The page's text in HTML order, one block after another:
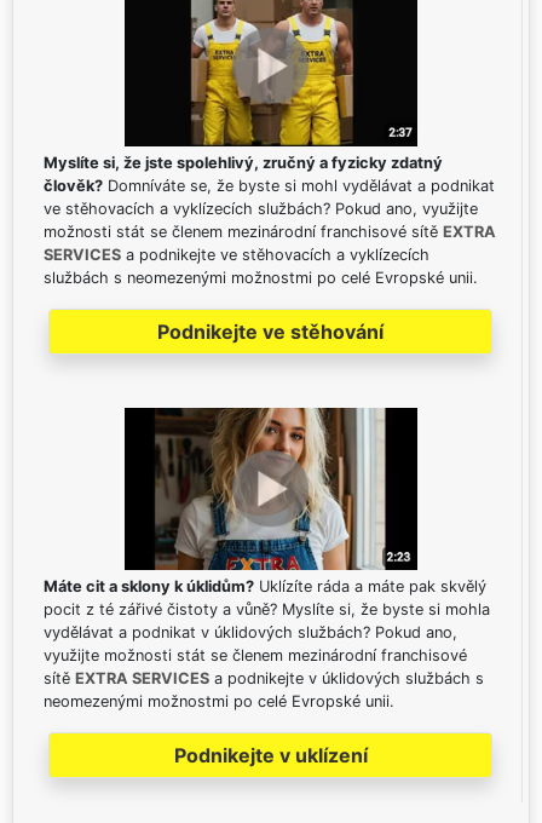
Myslíte si, že jste spolehlivý, zručný a fyzicky zdatný
člověk? Domníváte se, že byste si mohl vydělávat a podnikat
ve stěhovacích a vyklízecích službách? Pokud ano, využijte
možnosti stát se členem mezinárodní franchisové sítě EXTRA
SERVICES a podnikejte ve stěhovacích a vyklízecích
službách s neomezenými možnostmi po celé Evropské unii.
Podnikejte ve stěhování
Máte cit a sklony k úklidům? Uklízíte ráda a máte pak skvělý
pocit z té zářivé čistoty a vůně? Myslíte si, že byste si mohla
vydělávat a podnikat v úklidových službách? Pokud ano,
využijte možnosti stát se členem mezinárodní franchisové
sítě EXTRA SERVICES a podnikejte v úklidových službách s
neomezenými možnostmi po celé Evropské unii.
Podnikejte v uklízení